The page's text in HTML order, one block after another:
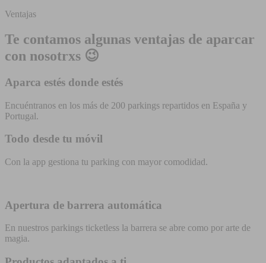
Ventajas
Te contamos algunas ventajas de aparcar
con nosotrxs 😉
Aparca estés donde estés
Encuéntranos en los más de 200 parkings repartidos en España y
Portugal.
Todo desde tu móvil
Con la app gestiona tu parking con mayor comodidad.
Apertura de barrera automática
En nuestros parkings ticketless la barrera se abre como por arte de
magia.